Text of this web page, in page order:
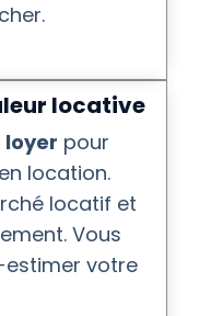
locative
loyer pour
location.
locatif et
Vous
estimer votre